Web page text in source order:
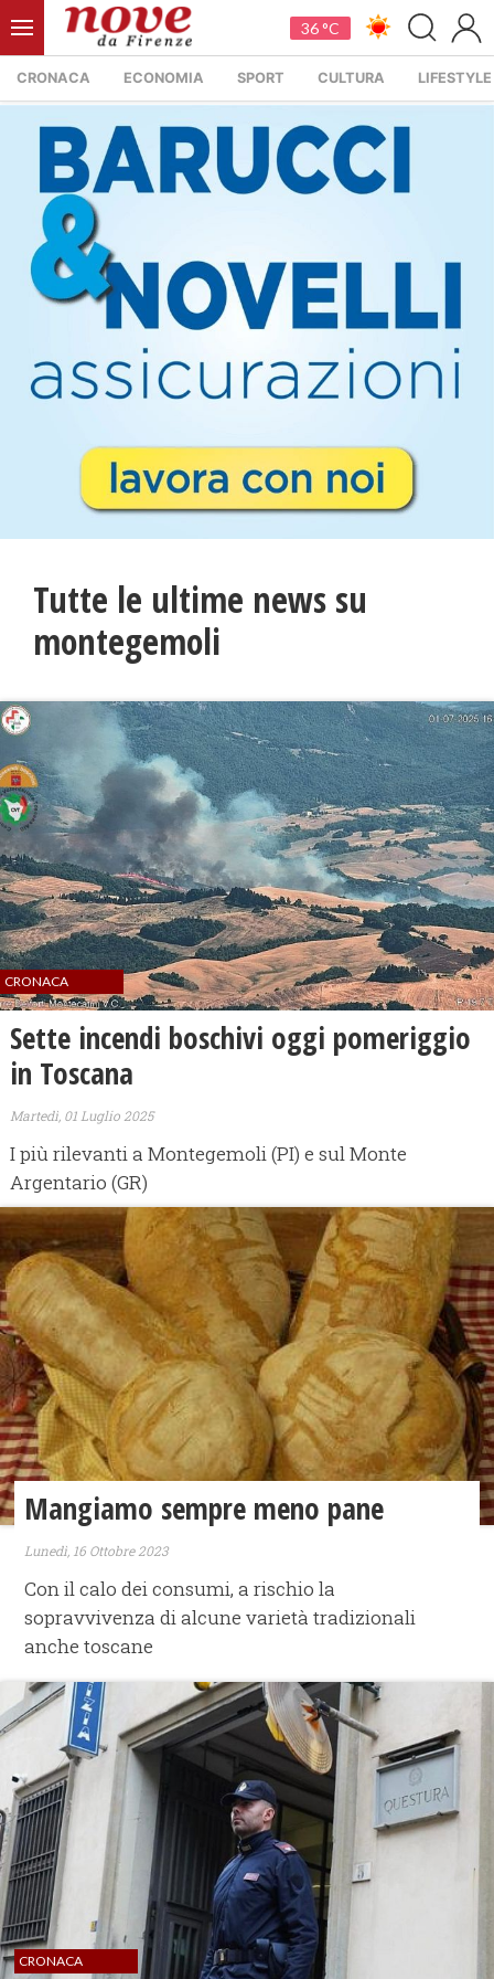
36 °C
CRONACA ECONOMIA SPORT CULTURA LIFESTYLE
Tutte le ultime news su
montegemoli
CRONACA
Sette incendi boschivi oggi pomeriggio
in Toscana
Martedì, 01 Luglio 2025
I più rilevanti a Montegemoli (PI) e sul Monte
Argentario (GR)
Mangiamo sempre meno pane
Lunedì, 16 Ottobre 2023
Con il calo dei consumi, a rischio la
sopravvivenza di alcune varietà tradizionali
anche toscane
CRONACA